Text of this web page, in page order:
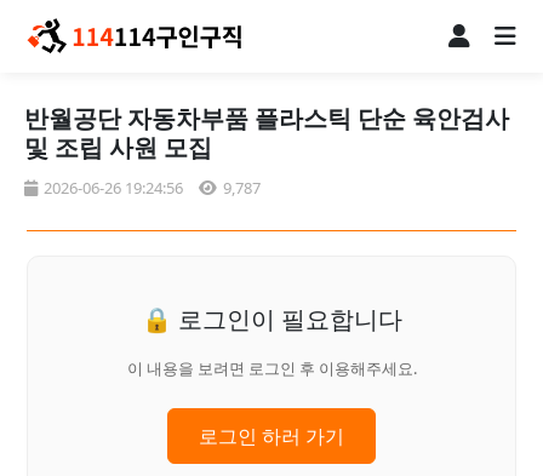
반월공단 자동차부품 플라스틱 단순 육안검사
및 조립 사원 모집
2026-06-26 19:24:56 9,787
🔒 로그인이 필요합니다
이 내용을 보려면 로그인 후 이용해주세요.
로그인 하러 가기